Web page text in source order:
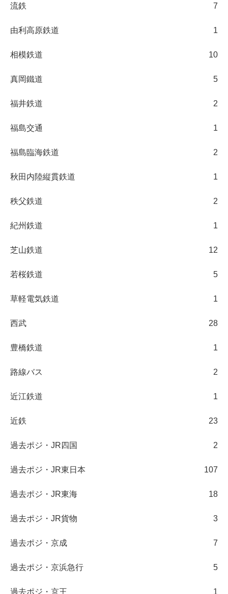
流鉄 7
由利高原鉄道 1
相模鉄道 10
真岡鐵道 5
福井鉄道 2
福島交通 1
福島臨海鉄道 2
秋田内陸縦貫鉄道 1
秩父鉄道 2
紀州鉄道 1
芝山鉄道 12
若桜鉄道 5
草軽電気鉄道 1
西武 28
豊橋鉄道 1
路線バス 2
近江鉄道 1
近鉄 23
過去ポジ・JR四国 2
過去ポジ・JR東日本 107
過去ポジ・JR東海 18
過去ポジ・JR貨物 3
過去ポジ・京成 7
過去ポジ・京浜急行 5
過去ポジ・京王 1